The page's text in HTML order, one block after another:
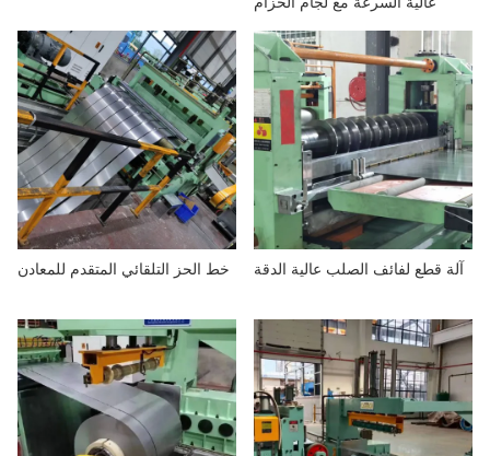
خط الحز التلقائي المتقدم للمعادن آلة قطع لفائف الصلب عالية الدقة